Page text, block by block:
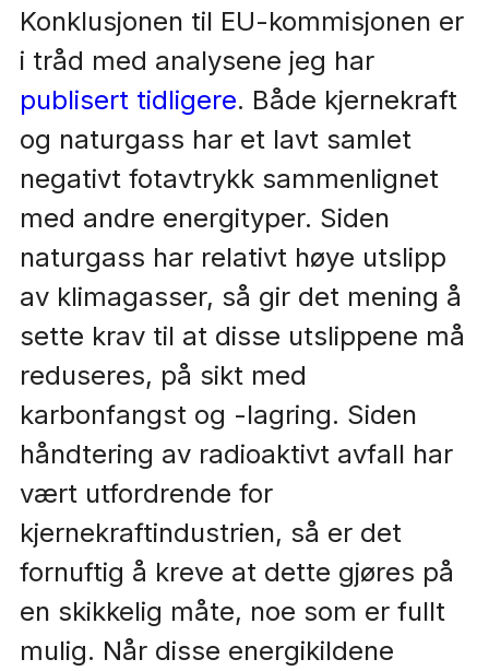
Konklusjonen til EU-kommisjonen er
i tråd med analysene jeg har
publisert tidligere. Både kjernekraft
og naturgass har et lavt samlet
negativt fotavtrykk sammenlignet
med andre energityper. Siden
naturgass har relativt høye utslipp
av klimagasser, så gir det mening å
sette krav til at disse utslippene må
reduseres, på sikt med
karbonfangst og -lagring. Siden
håndtering av radioaktivt avfall har
vært utfordrende for
kjernekraftindustrien, så er det
fornuftig å kreve at dette gjøres på
en skikkelig måte, noe som er fullt
mulig. Når disse energikildene